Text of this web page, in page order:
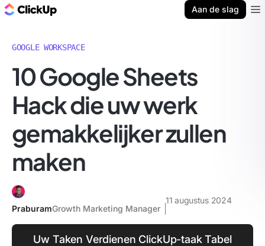
Aan de slag
GOOGLE WORKSPACE
10 Google Sheets
Hack die uw werk
gemakkelijker zullen
maken
PraburamGrowth Marketing Manager
11 augustus 2024
Uw Taken Verdienen ClickUp-taak Tabel